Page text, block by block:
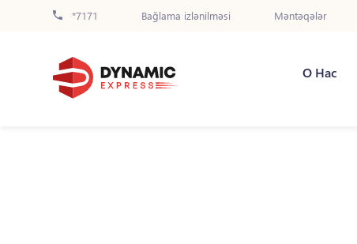
*7171 Bağlama izlənilməsi Məntəqələr
О Нас